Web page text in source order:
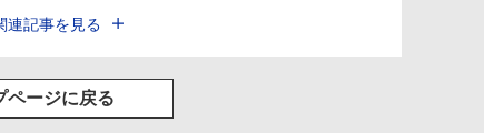
連記事を見る
ページに戻る